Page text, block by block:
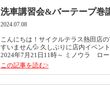
洗車講習会&バーテープ巻
2024.07.08
こんにちは！サイクルテラス熱田店
すいません💦 久しぶりに店内イベン
2024年7月21日11時～ ミノウラ ロ
この記事を読む>